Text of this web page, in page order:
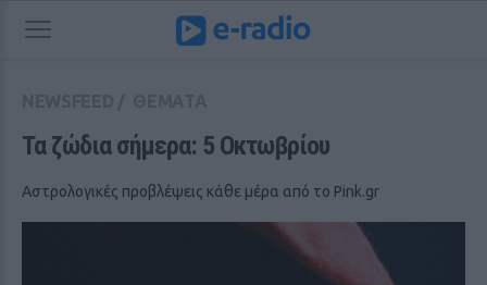
Τα ζώδια σήμερα: 5 Οκτωβρίου
Αστρολογικές προβλέψεις κάθε μέρα από το Pink.gr